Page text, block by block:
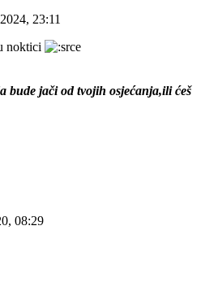
23:11
noktici
bude jači od tvojih osjećanja,ili ćeš
08:29